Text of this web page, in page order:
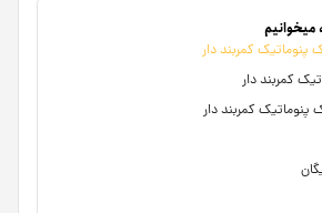
میخوانیم
کمربند دار
کمربند دار
پنوماتیک کمربند دار